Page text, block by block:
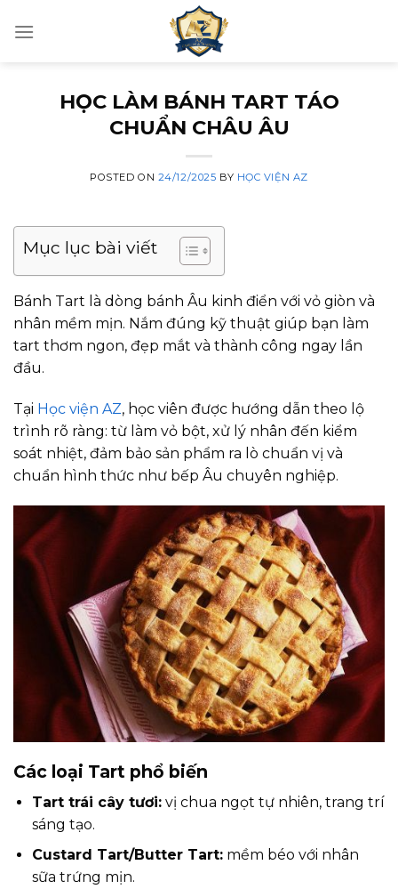
HỌC LÀM BÁNH TART TÁO
CHUẨN CHÂU ÂU
POSTED ON 24/12/2025 BY HỌC VIỆN AZ
Mục lục bài viết
Bánh Tart là dòng bánh Âu kinh điển với vỏ giòn và
nhân mềm mịn. Nắm đúng kỹ thuật giúp bạn làm
tart thơm ngon, đẹp mắt và thành công ngay lần
đầu.
Tại Học viện AZ, học viên được hướng dẫn theo lộ
trình rõ ràng: từ làm vỏ bột, xử lý nhân đến kiểm
soát nhiệt, đảm bảo sản phẩm ra lò chuẩn vị và
chuẩn hình thức như bếp Âu chuyên nghiệp.
Các loại Tart phổ biến
Tart trái cây tươi:vị chua ngọt tự nhiên, trang trí
sáng tạo.
Custard Tart/Butter Tart:mềm béo với nhân
sữa trứng mịn.